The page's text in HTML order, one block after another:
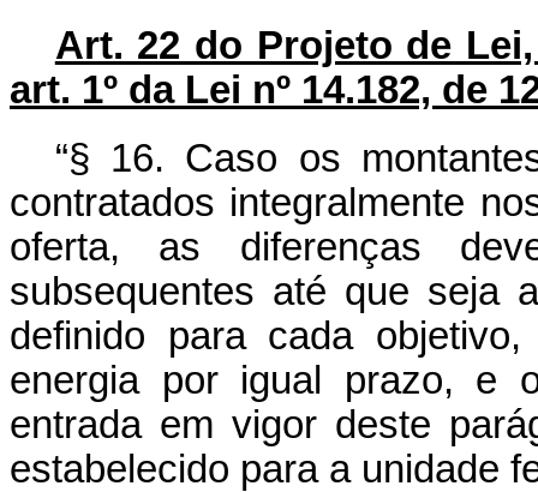
Art. 22 do Projeto de
art. 1º da Lei nº 14.182, de
“§ 16. Caso os
contratados integralmente
oferta, as diferenças
subsequentes até que seja
definido para cada
energia por igual prazo, e
entrada em vigor deste
estabelecido para a unidade